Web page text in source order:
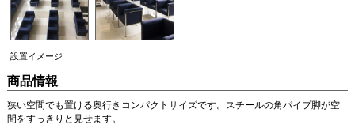
設置イメージ
商品情報
狭い空間でも置ける奥行きコンパクトサイズです。スチールの角パイプ脚が空
間をすっきりと見せます。